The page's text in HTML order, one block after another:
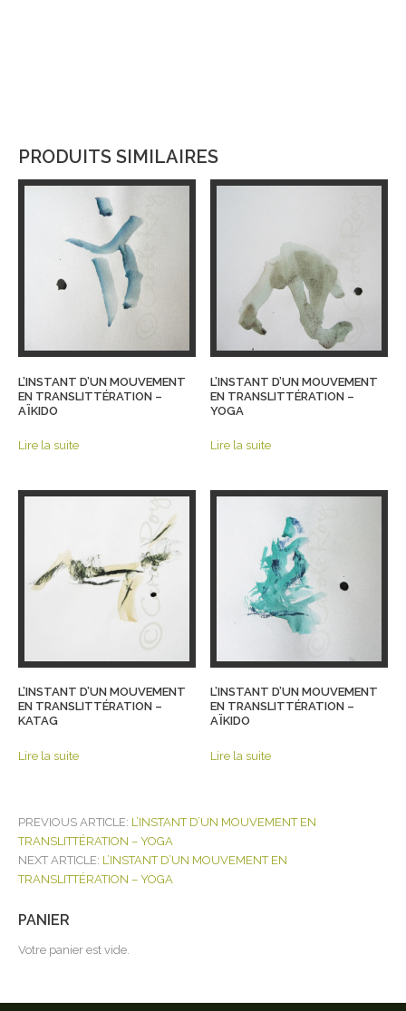
PRODUITS SIMILAIRES
L’INSTANT D’UN MOUVEMENT
EN TRANSLITTÉRATION –
AÏKIDO
Lire la suite
L’INSTANT D’UN MOUVEMENT
EN TRANSLITTÉRATION –
YOGA
Lire la suite
L’INSTANT D’UN MOUVEMENT
EN TRANSLITTÉRATION –
KATAG
Lire la suite
L’INSTANT D’UN MOUVEMENT
EN TRANSLITTÉRATION –
AÏKIDO
Lire la suite
POST
NAVIGATION
PREVIOUS ARTICLE: L’INSTANT D’UN MOUVEMENT EN
TRANSLITTÉRATION – YOGA
NEXT ARTICLE: L’INSTANT D’UN MOUVEMENT EN
TRANSLITTÉRATION – YOGA
PANIER
Votre panier est vide.